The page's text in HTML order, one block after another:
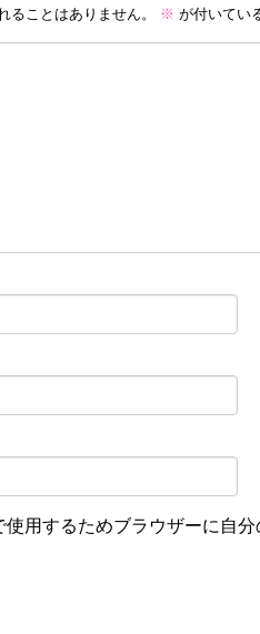
ることはありません。 ※ が付いてい
使用するためブラウザーに自